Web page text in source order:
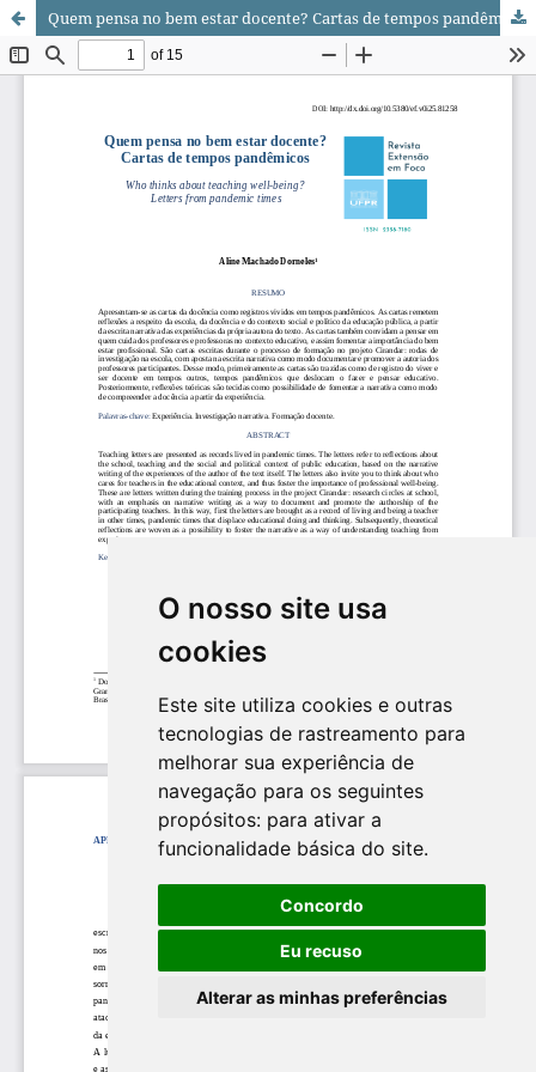
O nosso site usa
cookies
Este site utiliza cookies e outras
tecnologias de rastreamento para
melhorar sua experiência de
navegação para os seguintes
propósitos: para ativar a
funcionalidade básica do site.
Concordo
Eu recuso
Alterar as minhas preferências
Quem pensa no bem estar docente? Cartas de tempos pandêmicos